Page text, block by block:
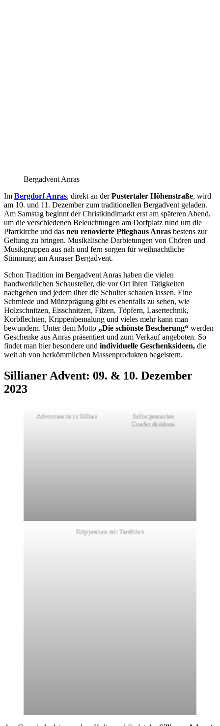
Bergadvent Anras
Im Bergdorf Anras, direkt an derPustertaler Höhenstraße, wird
am 10. und 11. Dezember zum traditionellen Bergadvent geladen.
Am Samstag beginnt der Christkindlmarkt erst am späteren Abend,
um die verschiedenen Beleuchtungen am Dorfplatz rund um die
Pfarrkirche und das neu renovierte Pfleghaus Anras bestens zur
Geltung zu bringen. Musikalische Darbietungen von Chören und
Musikgruppen aus nah und fern sorgen für weihnachtliche
Stimmung am Anraser Bergadvent.
Schon Tradition im Bergadvent Anras haben die vielen
handwerklichen Schausteller, die vor Ort ihren Tätigkeiten
nachgehen und jedem über die Schulter schauen lassen. Eine
Schmiede und Münzprägung gibt es ebenfalls zu sehen, wie
Holzschnitzen, Eisschnitzen, Filzen, Töpfern, Lasertechnik,
Korbflechten, Krippenbemalung und vieles mehr kann man
bewundern. Unter dem Motto „Die schönste Bescherung“ werden
Geschenke aus Anras präsentiert und zum Verkauf angeboten. So
findet man hier besondere und individuelle Geschenksideen, die
weit ab von herkömmlichen Massenprodukten begeistern.
Sillianer Advent: 09. & 10. Dezember
2023
Adventmarkt in Sillian
Selbstgemachte
Geschenksideen
Krippenbau mit Tradition